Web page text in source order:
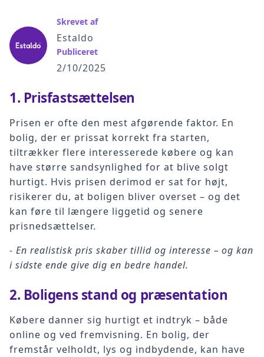
Skrevet af
Estaldo
Publiceret
2/10/2025
1. Prisfastsættelsen
Prisen er ofte den mest afgørende faktor. En
bolig, der er prissat korrekt fra starten,
tiltrækker flere interesserede købere og kan
have større sandsynlighed for at blive solgt
hurtigt. Hvis prisen derimod er sat for højt,
risikerer du, at boligen bliver overset – og det
kan føre til længere liggetid og senere
prisnedsættelser.
- En realistisk pris skaber tillid og interesse – og kan
i sidste ende give dig en bedre handel.
2. Boligens stand og præsentation
Købere danner sig hurtigt et indtryk – både
online og ved fremvisning. En bolig, der
fremstår velholdt, lys og indbydende, kan have